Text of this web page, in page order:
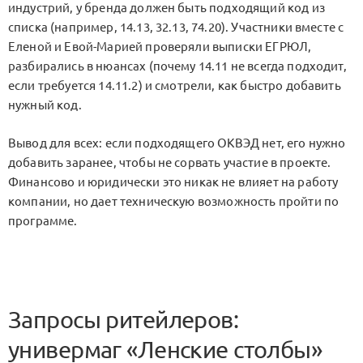
индустрий, у бренда должен быть подходящий код из
списка (например, 14.13, 32.13, 74.20). Участники вместе с
Еленой и Евой-Марией проверяли выписки ЕГРЮЛ,
разбирались в нюансах (почему 14.11 не всегда подходит,
если требуется 14.11.2) и смотрели, как быстро добавить
нужный код.
Вывод для всех: если подходящего ОКВЭД нет, его нужно
добавить заранее, чтобы не сорвать участие в проекте.
Финансово и юридически это никак не влияет на работу
компании, но дает техническую возможность пройти по
программе.
Запросы ритейлеров:
универмаг «Ленские столбы»